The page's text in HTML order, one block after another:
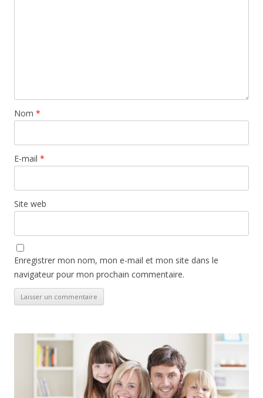
Nom *
E-mail *
Site web
Enregistrer mon nom, mon e-mail et mon site dans le
navigateur pour mon prochain commentaire.